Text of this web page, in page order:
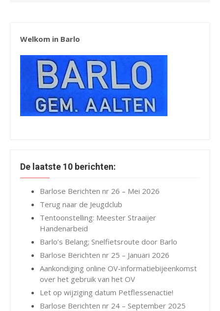
Welkom in Barlo
De laatste 10 berichten:
Barlose Berichten nr 26 – Mei 2026
Terug naar de Jeugdclub
Tentoonstelling: Meester Straaijer
Handenarbeid
Barlo’s Belang; Snelfietsroute door Barlo
Barlose Berichten nr 25 – Januari 2026
Aankondiging online OV-informatiebijeenkomst
over het gebruik van het OV
Let op wijziging datum Petflessenactie!
Barlose Berichten nr 24 – September 2025